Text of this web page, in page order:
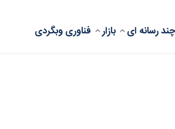
چند رسانه ای بازار فناوریوبگردی